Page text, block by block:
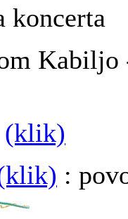
koncerta
(klik)
: